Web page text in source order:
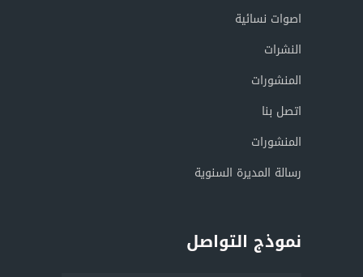
اصوات نسائية
النشرات
المنشورات
اتصل بنا
المنشورات
رسالة المديرة السنوية
نموذج التواصل